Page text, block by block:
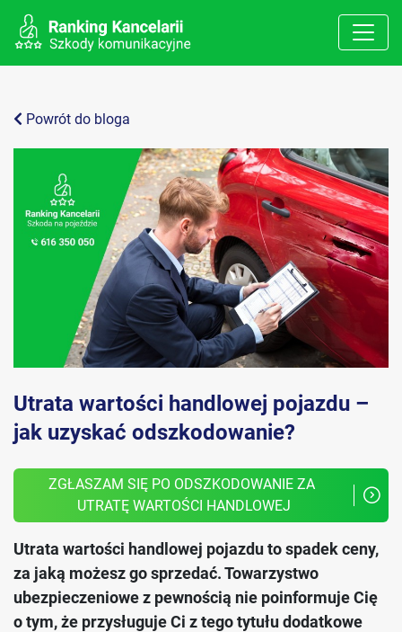
Powrót do bloga
Utrata wartości handlowej pojazdu –
jak uzyskać odszkodowanie?
ZGŁASZAM SIĘ PO ODSZKODOWANIE ZA
UTRATĘ WARTOŚCI HANDLOWEJ
Utrata wartości handlowej pojazdu to spadek ceny,
za jaką możesz go sprzedać. Towarzystwo
ubezpieczeniowe z pewnością nie poinformuje Cię
o tym, że przysługuje Ci z tego tytułu dodatkowe